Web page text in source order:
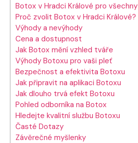
Botox v Hradci Králové pro všechny
Proč zvolit Botox v Hradci Králové?
Výhody a nevýhody
Cena a dostupnost
Jak Botox mění vzhled tváře
Výhody Botoxu pro vaši pleť
Bezpečnost a efektivita Botoxu
Jak připravit na aplikaci Botoxu
Jak dlouho trvá efekt Botoxu
Pohled odborníka na Botox
Hledejte kvalitní službu Botoxu
Časté Dotazy
Závěrečné myšlenky